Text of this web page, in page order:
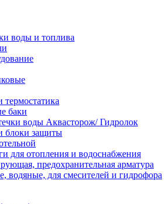
воды и топлива
термостатика
баки
воды Аквасторож/ Гидролок
блоки защиты
для отопления и водоснабжения
предохранительная арматура
водяные, для смесителей и гидрофора